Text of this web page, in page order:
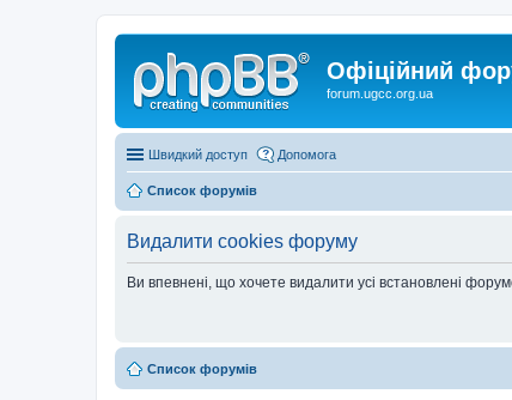
Офіційний
forum.ugcc.org.ua
Швидкий доступ Допомога
Список форумів
Видалити cookies форуму
Ви впевнені, що хочете видалити усі встановлені
Список форумів